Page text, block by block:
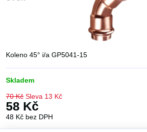
Koleno 45° i/a GP5041-15
Skladem
70 Kč Sleva 13 Kč
58 Kč
48 Kč bez DPH